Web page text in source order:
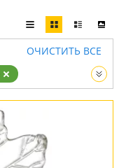
ОЧИСТИТЬ ВСЕ